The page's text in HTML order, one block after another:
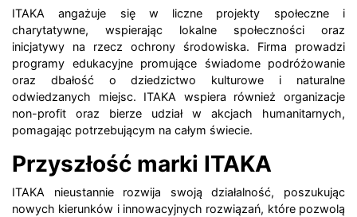
ITAKA angażuje się w liczne projekty społeczne i
charytatywne, wspierając lokalne społeczności oraz
inicjatywy na rzecz ochrony środowiska. Firma prowadzi
programy edukacyjne promujące świadome podróżowanie
oraz dbałość o dziedzictwo kulturowe i naturalne
odwiedzanych miejsc. ITAKA wspiera również organizacje
non-profit oraz bierze udział w akcjach humanitarnych,
pomagając potrzebującym na całym świecie.
Przyszłość marki ITAKA
ITAKA nieustannie rozwija swoją działalność, poszukując
nowych kierunków i innowacyjnych rozwiązań, które pozwolą